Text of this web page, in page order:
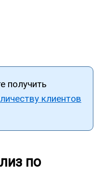
получить
клиентов
по